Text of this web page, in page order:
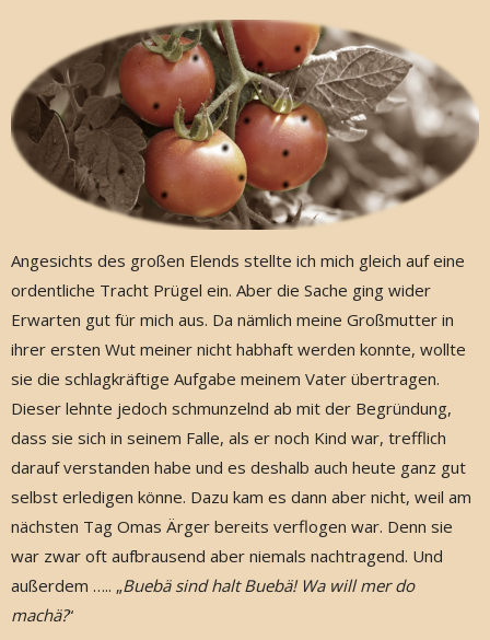
Angesichts des großen Elends stellte ich mich gleich auf eine
ordentliche Tracht Prügel ein. Aber die Sache ging wider
Erwarten gut für mich aus. Da nämlich meine Großmutter in
ihrer ersten Wut meiner nicht habhaft werden konnte, wollte
sie die schlagkräftige Aufgabe meinem Vater übertragen.
Dieser lehnte jedoch schmunzelnd ab mit der Begründung,
dass sie sich in seinem Falle, als er noch Kind war, trefflich
darauf verstanden habe und es deshalb auch heute ganz gut
selbst erledigen könne. Dazu kam es dann aber nicht, weil am
nächsten Tag Omas Ärger bereits verflogen war. Denn sie
war zwar oft aufbrausend aber niemals nachtragend. Und
außerdem ….. „Buebä sind halt Buebä! Wa will mer do
machä?“